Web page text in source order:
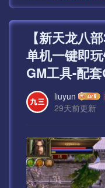
【新天龙八
单机一键即
GM工具-配套
liuyun
29天前更新